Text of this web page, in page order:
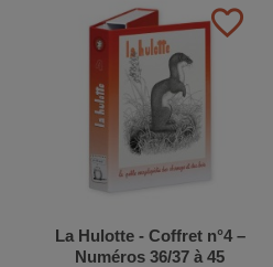
favorite_border
La Hulotte - Coffret n°4 –
Numéros 36/37 à 45